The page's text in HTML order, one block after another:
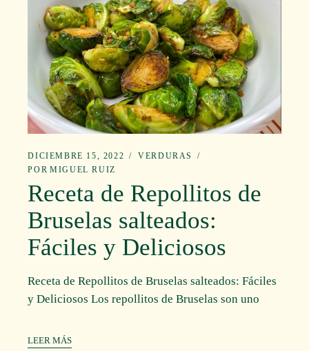
DICIEMBRE 15, 2022
VERDURAS
POR MIGUEL RUIZ
Receta de Repollitos de
Bruselas salteados:
Fáciles y Deliciosos
Receta de Repollitos de Bruselas salteados: Fáciles
y Deliciosos Los repollitos de Bruselas son uno
LEER MÁS